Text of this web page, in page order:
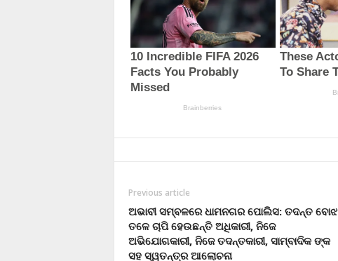
Previous article
ଅଭାବୀ ସମ୍ବଳରେ ଧାମନଗର ପୋଲିସ: ତଦନ୍ତ ବୋଝ
ତଳେ ଚାପି ହେଉଛନ୍ତି ଅଧିକାରୀ, ନିଜେ
ଅଭିଯୋଗକାରୀ, ନିଜେ ତଦନ୍ତକାରୀ, ସାମ୍ବାଦିକ ଙ୍କ
ସହ ସ୍ୱତନ୍ତ୍ର ଆଲୋଚନା